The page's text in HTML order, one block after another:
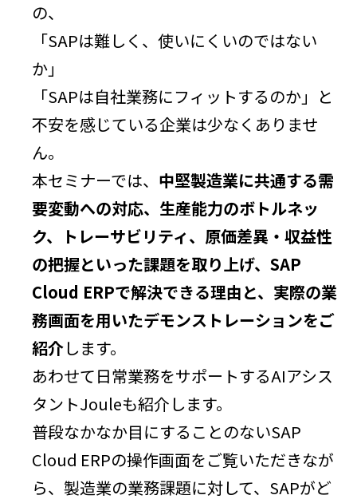
の、
「SAPは難しく、使いにくいのではない
か」
「SAPは自社業務にフィットするのか」と
不安を感じている企業は少なくありませ
ん。
本セミナーでは、 中堅製造業に共通する需
要変動への対応、生産能力のボトルネッ
ク、トレーサビリティ、原価差異・収益性
の把握といった課題を取り上げ、SAP
Cloud ERPで解決できる理由と、実際の業
務画面を用いたデモンストレーションをご
紹介します。
あわせて日常業務をサポートするAIアシス
タントJouleも紹介します。
普段なかなか目にすることのないSAP
Cloud ERPの操作画面をご覧いただきなが
ら、製造業の業務課題に対して、SAPがど